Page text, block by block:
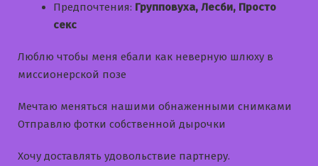
Предпочтения: Групповуха, Лесби, Просто
секс
Люблю чтобы меня ебали как неверную шлюху в
миссионерской позе
Мечтаю меняться нашими обнаженными снимками
Отправлю фотки собственной дырочки
Хочу доставлять удовольствие партнеру.